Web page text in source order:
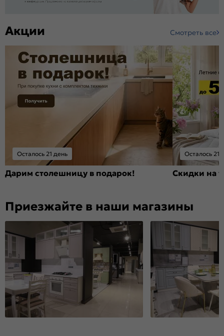
Акции Смотреть все
Осталось 21 день
Дарим столешницу в подарок!
Осталось 21
Скидки на
Приезжайте в наши магазины